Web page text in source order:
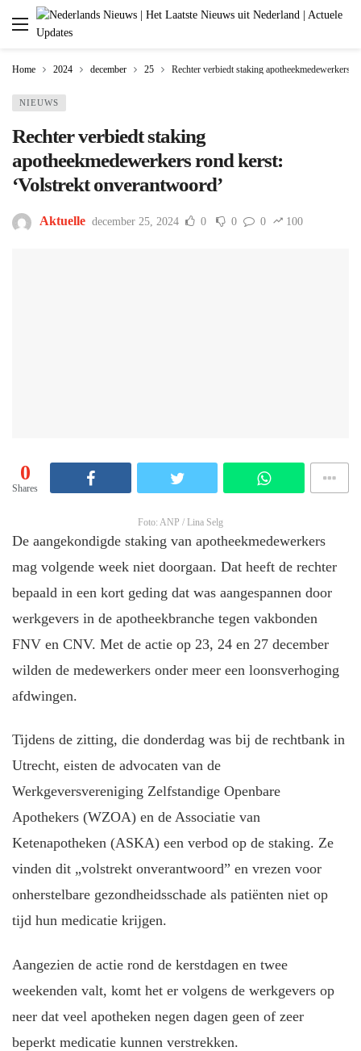
Home 2024 december 25 Rechter verbiedt staking apotheekmedewerkers
NIEUWS
Rechter verbiedt staking
apotheekmedewerkers rond kerst:
‘Volstrekt onverantwoord’
Aktuelle december 25, 2024 0 0 0 100
0
Shares
Foto: ANP / Lina Selg
De aangekondigde staking van apotheekmedewerkers
mag volgende week niet doorgaan. Dat heeft de rechter
bepaald in een kort geding dat was aangespannen door
werkgevers in de apotheekbranche tegen vakbonden
FNV en CNV. Met de actie op 23, 24 en 27 december
wilden de medewerkers onder meer een loonsverhoging
afdwingen.
Tijdens de zitting, die donderdag was bij de rechtbank in
Utrecht, eisten de advocaten van de
Werkgeversvereniging Zelfstandige Openbare
Apothekers (WZOA) en de Associatie van
Ketenapotheken (ASKA) een verbod op de staking. Ze
vinden dit „volstrekt onverantwoord” en vrezen voor
onherstelbare gezondheidsschade als patiënten niet op
tijd hun medicatie krijgen.
Aangezien de actie rond de kerstdagen en twee
weekenden valt, komt het er volgens de werkgevers op
neer dat veel apotheken negen dagen geen of zeer
beperkt medicatie kunnen verstrekken.